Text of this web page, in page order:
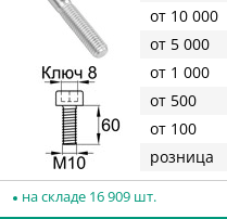
от 10 000
от 5 000
от 1 000
от 500
от 100
розница
на складе 16 909 шт.